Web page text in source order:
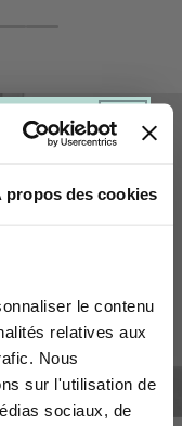
propos des cookies
le contenu
relatives aux
Nous
sur l'utilisation de
sociaux, de